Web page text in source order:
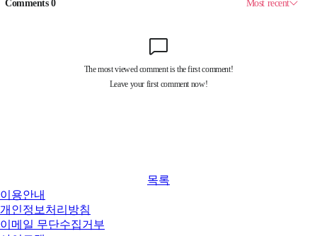
목록
이용안내
개인정보처리방침
이메일 무단수집거부